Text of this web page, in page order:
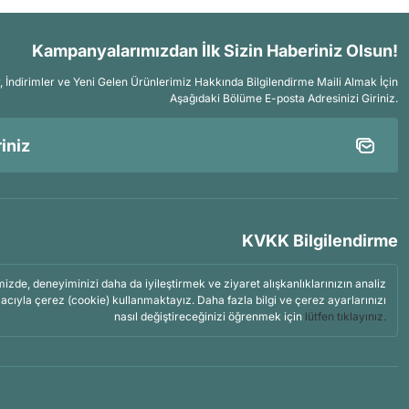
Kampanyalarımızdan İlk Sizin Haberiniz Olsun!
İndirimler ve Yeni Gelen Ürünlerimiz Hakkında Bilgilendirme Maili Almak İçin
Aşağıdaki Bölüme E-posta Adresinizi Giriniz.
KVKK Bilgilendirme
deneyiminizi daha da iyileştirmek ve ziyaret alışkanlıklarınızın analiz
çerez (cookie) kullanmaktayız. Daha fazla bilgi ve çerez ayarlarınızı
nasıl değiştireceğinizi öğrenmek için lütfen tıklayınız.